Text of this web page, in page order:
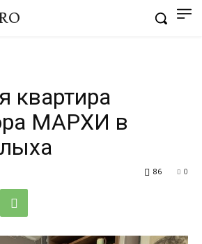
квартира
МАРХИ в
0
86